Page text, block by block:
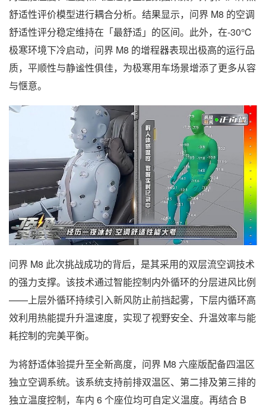
舒适性评价模型进行耦合分析。结果显示，问界 M8 的空调
舒适性评分稳定维持在「最舒适」的区间。此外，在-30℃
极寒环境下冷启动，问界 M8 的增程器表现出极高的运行品
质，平顺性与静谧性俱佳，为极寒用车场景增添了更多从容
与惬意。
问界 M8 此次挑战成功的背后，是其采用的双层流空调技术
的强力支撑。该技术通过智能控制内外循环的分层进风比例
——上层外循环持续引入新风防止前挡起雾，下层内循环高
效利用热能提升升温速度，实现了视野安全、升温效率与能
耗控制的完美平衡。
为将舒适体验提升至全新高度，问界 M8 六座版配备四温区
独立空调系统。该系统支持前排双温区、第二排及第三排的
独立温度控制，车内 6 个座位均可自定义温度。再结合 B